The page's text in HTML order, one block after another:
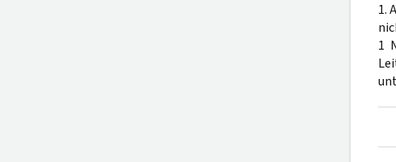
1.
1